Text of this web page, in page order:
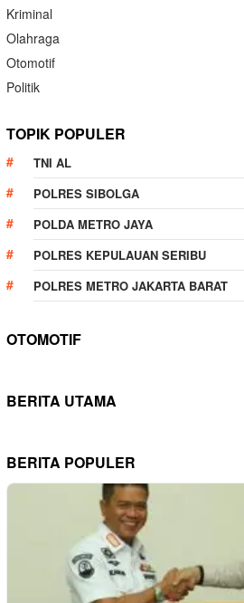
Kriminal
Olahraga
Otomotif
Politik
TOPIK POPULER
TNI AL
POLRES SIBOLGA
POLDA METRO JAYA
POLRES KEPULAUAN SERIBU
POLRES METRO JAKARTA BARAT
OTOMOTIF
BERITA UTAMA
BERITA POPULER